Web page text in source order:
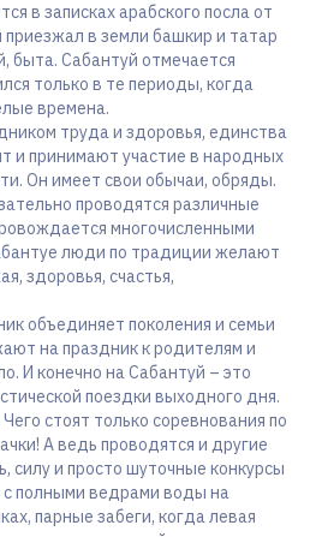
в записках арабского посла от
в земли башкир и татар
быта. Сабантуй отмечается
только в те периоды, когда
времена.
труда и здоровья, единства
и принимают участие в народных
Он имеет свои обычаи, обряды.
проводятся различные
многочисленными
люди по традиции желают
здоровья, счастья,
объединяет поколения и семьи
на праздник к родителям и
И конечно на Сабантуй – это
поездки выходного дня.
стоят только соревнования по
А ведь проводятся и другие
силу и просто шуточные конкурсы
с полными ведрами воды на
парные забеги, когда левая